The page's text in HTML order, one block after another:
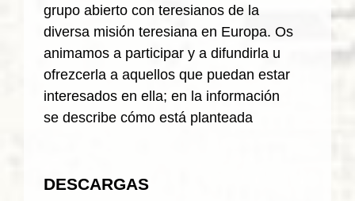
grupo abierto con teresianos de la
diversa misión teresiana en Europa. Os
animamos a participar y a difundirla u
ofrezcerla a aquellos que puedan estar
interesados en ella; en la información
se describe cómo está planteada
DESCARGAS